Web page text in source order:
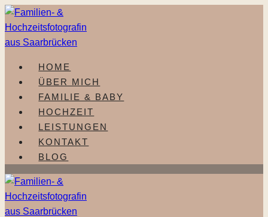
Zum
Inhalt
springen
HOME
ÜBER MICH
FAMILIE & BABY
HOCHZEIT
LEISTUNGEN
KONTAKT
BLOG